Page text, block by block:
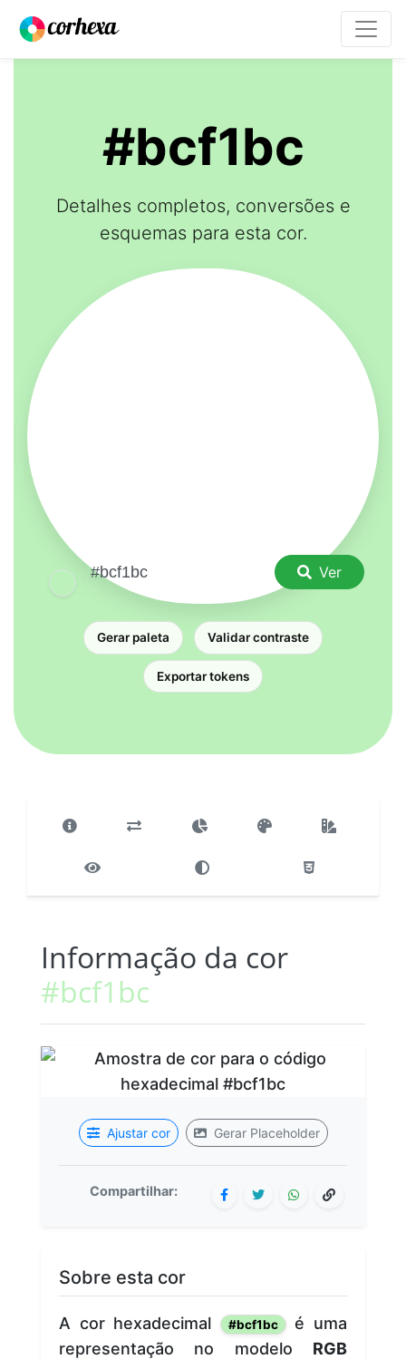
#bcf1bc
Detalhes completos, conversões e
esquemas para esta cor.
Ver
Gerar paleta Validar contraste
Exportar tokens
Informação da cor
#bcf1bc
Ajustar cor Gerar Placeholder
Compartilhar:
Sobre esta cor
A cor hexadecimal #bcf1bc é uma
representação no modelo RGB